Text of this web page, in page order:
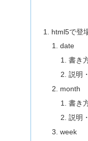
html5で登
date
書き
説明
month
書き
説明
week